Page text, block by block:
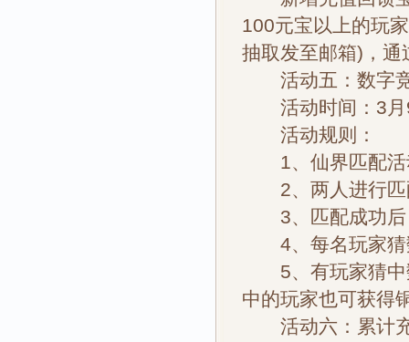
100元宝以上的玩
抽取发至邮箱)，通
活动五：数字
活动时间：3月
活动规则：
1、仙界匹配活
2、两人进行匹
3、匹配成功后
4、每名玩家猜
5、有玩家猜中
中的玩家也可获得
活动六：累计